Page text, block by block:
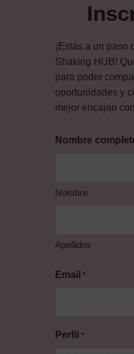
¡Estás a un paso
Shaking HUB!
para poder
oportunidades y
mejor encajan
Nombre
Nombre
Apellidos
Email *
Perfil *